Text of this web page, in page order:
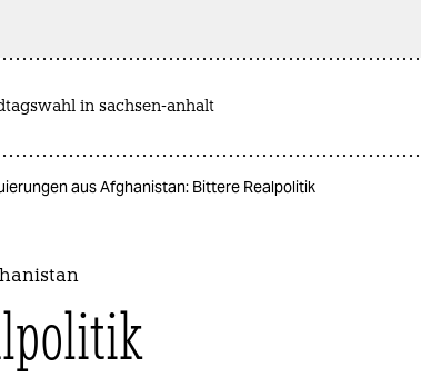
in sachsen-anhalt
aus Afghanistan: Bittere Realpolitik